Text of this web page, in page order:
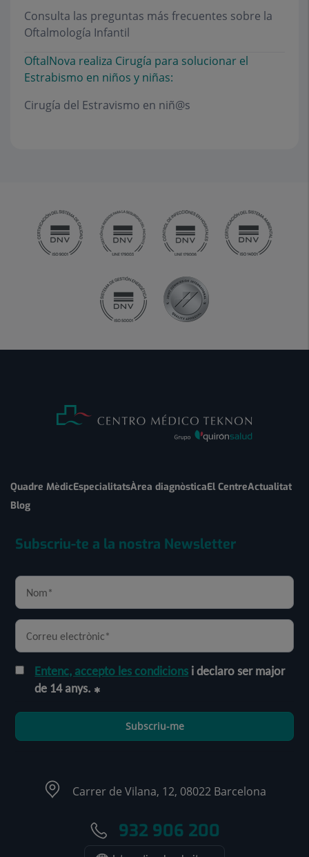
Consulta las preguntas más frecuentes sobre la
Oftalmología Infantil
OftalNova realiza Cirugía para solucionar el
Estrabismo en niños y niñas:
Cirugía del Estravismo en niñ@s
Quadre MèdicEspecialitatsÀrea diagnòsticaEl CentreActualitat
Blog
Subscriu-te a la nostra Newsletter
Entenc, accepto les condicions i declaro ser major
de 14 anys.
Subscriu-me
Carrer de Vilana, 12, 08022 Barcelona
932 906 200